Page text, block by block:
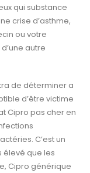
qui substance
crise d’asthme,
ou votre
autre
de déterminer a
d’être victime
Cipro pas cher en
C’est un
élevé que les
Cipro générique